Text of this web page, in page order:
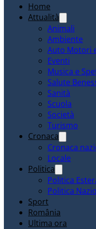
Home
Attualità
Animali
Ambiente
Auto Motori
Eventi
Musica e
Salute
Sanità
Scuola
Società
Turismo
Cronaca
Cronaca
Locale
Politica
Politica
Politica
Sport
România
Ultima ora